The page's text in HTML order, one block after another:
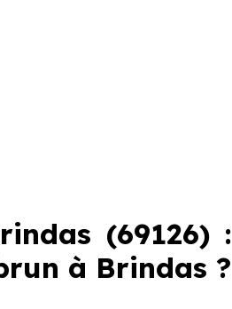
(69126) :
à Brindas ?